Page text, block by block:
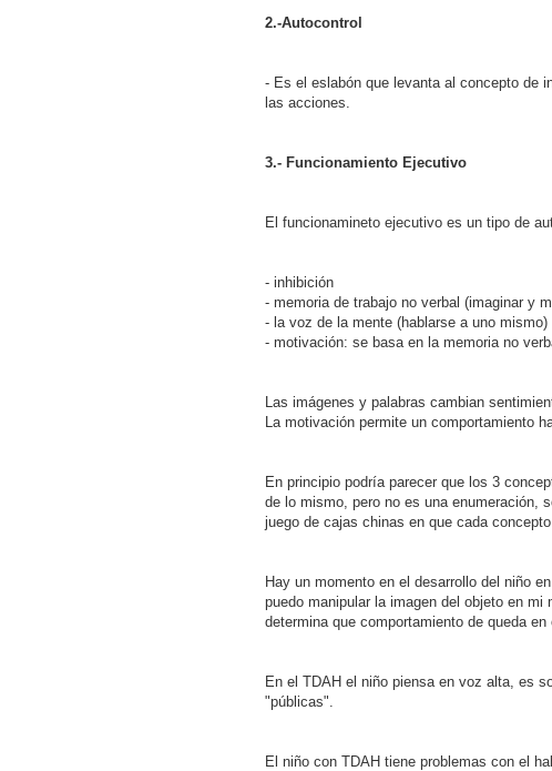
2.-Autocontrol
- Es el eslabón que levanta al concepto de
las acciones.
3.- Funcionamiento Ejecutivo
El funcionamineto ejecutivo es un tipo de
- inhibición
- memoria de trabajo no verbal (imaginar y
- la voz de la mente (hablarse a uno mismo)
- motivación: se basa en la memoria no
Las imágenes y palabras cambian
La motivación permite un comportamiento
En principio podría parecer que los 3
de lo mismo, pero no es una enumeración,
juego de cajas chinas en que cada
Hay un momento en el desarrollo del niño
puedo manipular la imagen del objeto en
determina que comportamiento de queda
En el TDAH el niño piensa en voz alta, es
"públicas".
El niño con TDAH tiene problemas con el